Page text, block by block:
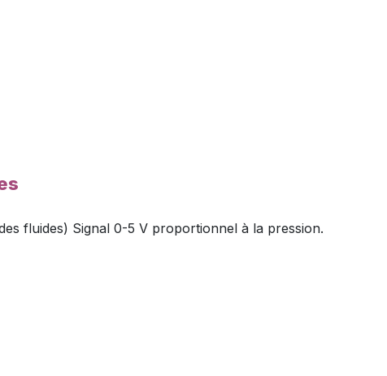
fluides) Signal 0-5 V proportionnel à la pression.